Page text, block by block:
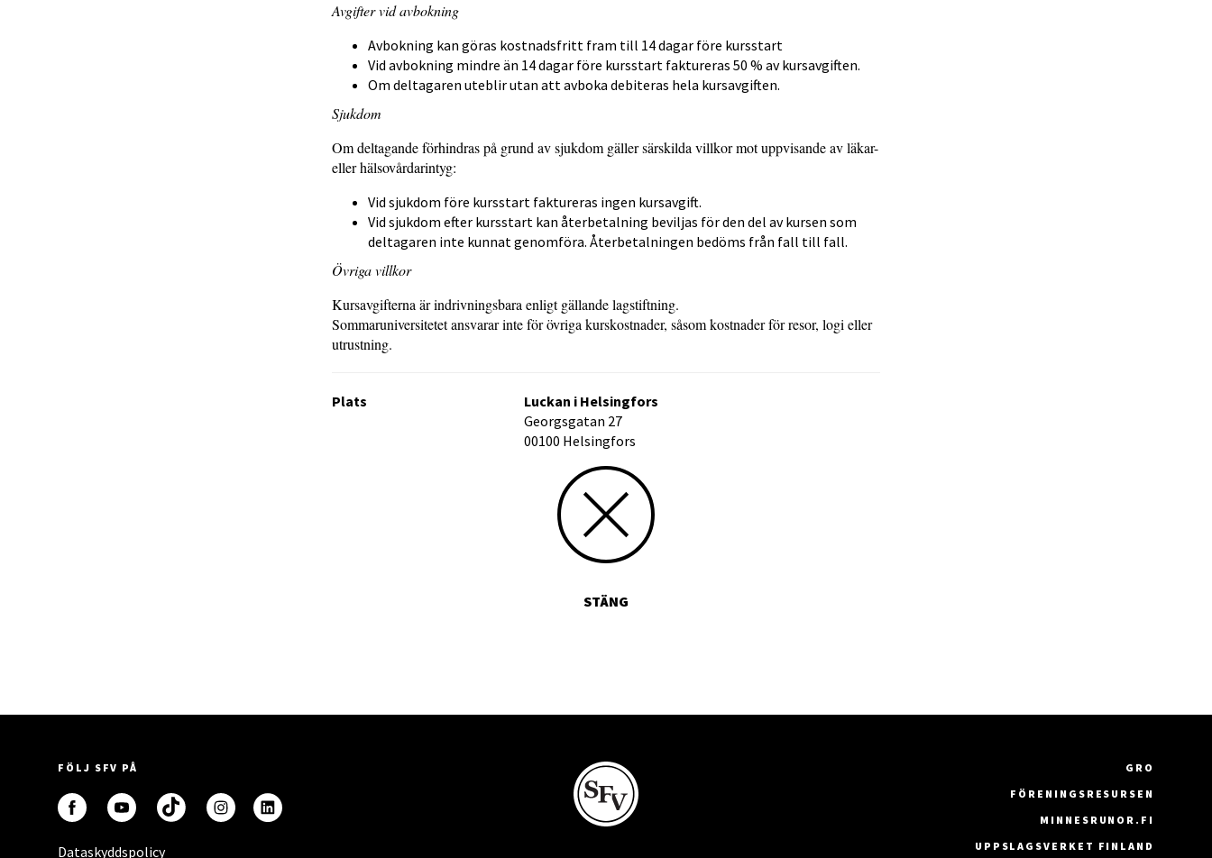
Avgifter vid avbokning
Avbokning kan göras kostnadsfritt fram till 14 dagar före kursstart
Vid avbokning mindre än 14 dagar före kursstart faktureras 50 % av kursavgiften.
Om deltagaren uteblir utan att avboka debiteras hela kursavgiften.
Sjukdom
Om deltagande förhindras på grund av sjukdom gäller särskilda villkor mot uppvisande av läkar-
eller hälsovårdarintyg:
Vid sjukdom före kursstart faktureras ingen kursavgift.
Vid sjukdom efter kursstart kan återbetalning beviljas för den del av kursen som
deltagaren inte kunnat genomföra. Återbetalningen bedöms från fall till fall.
Övriga villkor
Kursavgifterna är indrivningsbara enligt gällande lagstiftning.
Sommaruniversitetet ansvarar inte för övriga kurskostnader, såsom kostnader för resor, logi eller
utrustning.
Plats
Luckan i Helsingfors
Georgsgatan 27
00100 Helsingfors
STÄNG
FÖLJ SFV PÅ
Dataskyddspolicy
GRO
FÖRENINGSRESURSEN
MINNESRUNOR.FI
UPPSLAGSVERKET FINLAND